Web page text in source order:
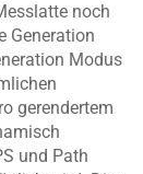
noch
Generation
Modus
gerendertem
und Path